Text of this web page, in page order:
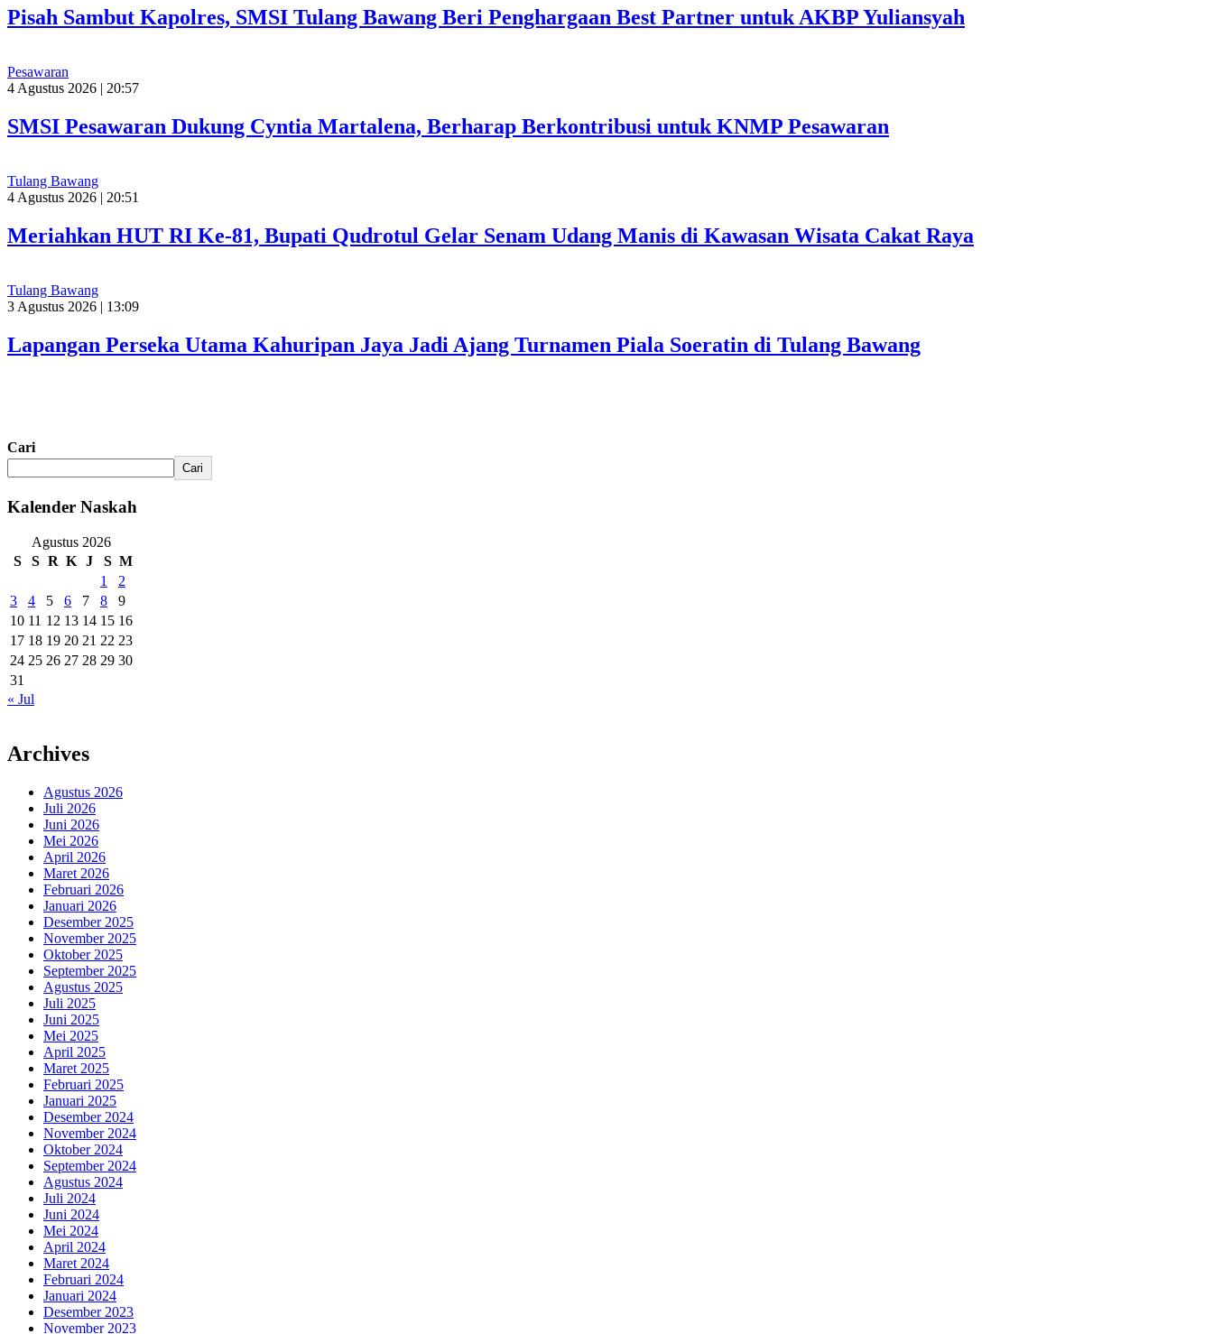
Pisah Sambut Kapolres, SMSI Tulang Bawang Beri Penghargaan Best Partner untuk AKBP Yuliansyah
Pesawaran
4 Agustus 2026 | 20:57
SMSI Pesawaran Dukung Cyntia Martalena, Berharap Berkontribusi untuk KNMP Pesawaran
Tulang Bawang
4 Agustus 2026 | 20:51
Meriahkan HUT RI Ke-81, Bupati Qudrotul Gelar Senam Udang Manis di Kawasan Wisata Cakat Raya
Tulang Bawang
3 Agustus 2026 | 13:09
Lapangan Perseka Utama Kahuripan Jaya Jadi Ajang Turnamen Piala Soeratin di Tulang Bawang
Cari
Cari
Kalender Naskah
Agustus 2026
S
S R K J S M
1
2
3
4 5 6 7 8
9
10 11 12 13 14 15 16
17 18 19 20 21 22 23
24 25 26 27 28 29 30
31
« Jul
Archives
Agustus 2026
Juli 2026
Juni 2026
Mei 2026
April 2026
Maret 2026
Februari 2026
Januari 2026
Desember 2025
November 2025
Oktober 2025
September 2025
Agustus 2025
Juli 2025
Juni 2025
Mei 2025
April 2025
Maret 2025
Februari 2025
Januari 2025
Desember 2024
November 2024
Oktober 2024
September 2024
Agustus 2024
Juli 2024
Juni 2024
Mei 2024
April 2024
Maret 2024
Februari 2024
Januari 2024
Desember 2023
November 2023